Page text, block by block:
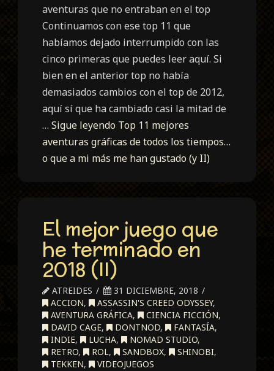
aventuras que no entraban en el top
Continuamos con ese top 11 que
habíamos dejado interrumpido con las
cinco primeras que puedes leer aquí. Si
bien en el anterior top no había
demasiados cambios con el top de 2012,
aquí sí que ha cambiado casi la mitad de
…Sigue leyendo Top 11 mejores
aventuras gráficas de todos los tiempos…
o que a mi más me han gustado (y II)
El mejor juego que
he terminado en
2018 (II)
ATREIDES
31 DICIEMBRE, 2018
ACCION, ASSASSIN'S CREED ODYSSEY,
AVENTURA GRÁFICA, CIENCIA FICCIÓN,
DAVID CAGE, DONTNOD, FANTASÍA,
INDIE, LUCHA, NOMAD STUDIO,
RETRO, ROL, SANDBOX, SHINOBI,
TEKKEN, VIDEOJUEGOS